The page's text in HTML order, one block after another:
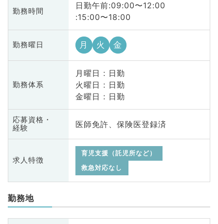
勤務時間
日勤午前:09:00〜12:00
:15:00〜18:00
勤務曜日 月 火 金
勤務体系
月曜日 : 日勤
火曜日 : 日勤
金曜日 : 日勤
応募資格・
経験
医師免許、保険医登録済
求人特徴
育児支援（託児所など）
救急対応なし
勤務地